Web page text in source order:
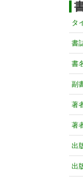
タ
書
書
副
著
著
出
出